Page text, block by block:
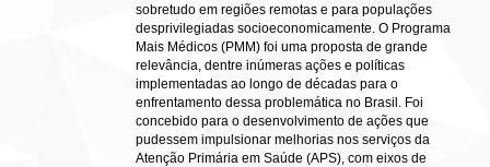
sobretudo em regiões remotas e para populações
desprivilegiadas socioeconomicamente. O Programa
Mais Médicos (PMM) foi uma proposta de grande
relevância, dentre inúmeras ações e políticas
implementadas ao longo de décadas para o
enfrentamento dessa problemática no Brasil. Foi
concebido para o desenvolvimento de ações que
pudessem impulsionar melhorias nos serviços da
Atenção Primária em Saúde (APS), com eixos de